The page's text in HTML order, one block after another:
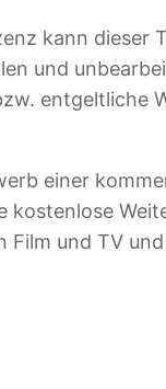
kann dieser
und
entgeltliche
einer
Film und TV